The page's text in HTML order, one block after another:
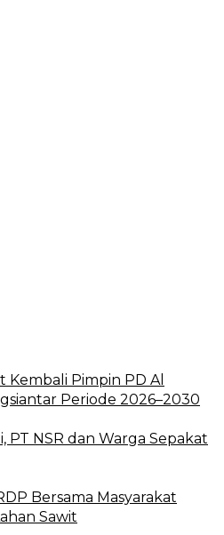
Kembali Pimpin PD Al
Periode 2026–2030
PT NSR dan Warga Sepakat
Bersama Masyarakat
Sawit